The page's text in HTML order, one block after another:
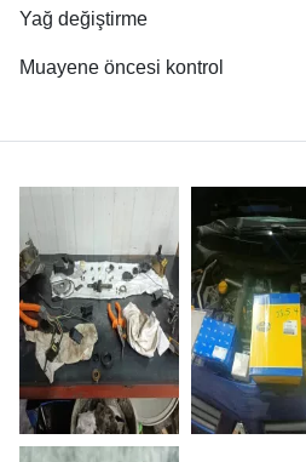
Yağ değiştirme
Muayene öncesi kontrol